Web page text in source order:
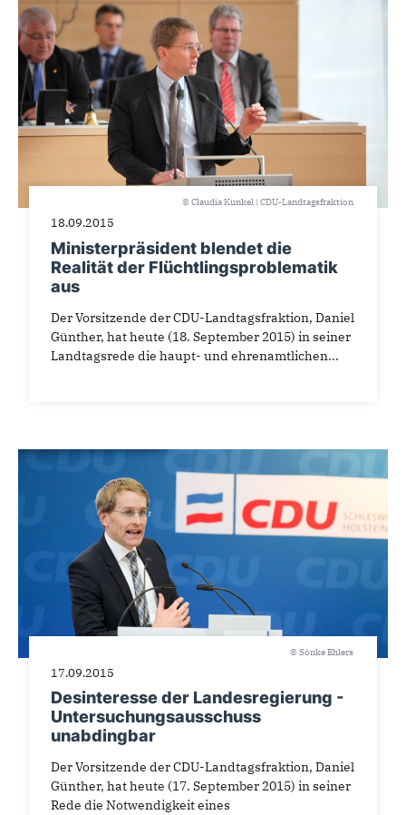
© Claudia Kunkel | CDU-Landtagsfraktion
18.09.2015
Ministerpräsident blendet die
Realität der Flüchtlingsproblematik
aus
Der Vorsitzende der CDU-Landtagsfraktion, Daniel
Günther, hat heute (18. September 2015) in seiner
Landtagsrede die haupt- und ehrenamtlichen...
© Sönke Ehlers
17.09.2015
Desinteresse der Landesregierung -
Untersuchungsausschuss
unabdingbar
Der Vorsitzende der CDU-Landtagsfraktion, Daniel
Günther, hat heute (17. September 2015) in seiner
Rede die Notwendigkeit eines